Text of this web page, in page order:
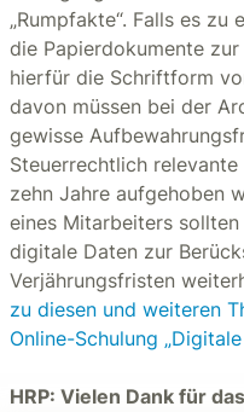
„Rumpfakte“. Falls es
die Papierdokumente
hierfür die Schriftform
davon müssen bei der
gewisse
Steuerrechtlich
zehn Jahre aufgehoben
eines Mitarbeiters
digitale Daten zur
Verjährungsfristen
zu diesen und weiteren
Online-Schulung
HRP: Vielen Dank für